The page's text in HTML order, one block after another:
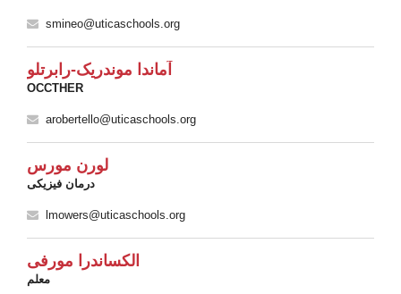
smineo@uticaschools.org
آماندا موندریک-رابرتلو
OCCTHER
arobertello@uticaschools.org
لورن مورس
درمان فیزیکی
lmowers@uticaschools.org
الکساندرا مورفی
معلم